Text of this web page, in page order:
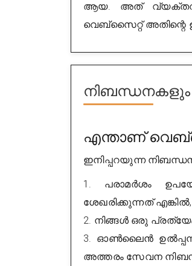
ആയ. അത്
വെബ്സൈറ്റ് അതിന്റെ
നിബന്ധനകളും
എന്താണ്
ഇനിപ്പറയുന്ന
1. പരാമർശം
ശേഖരിക്കുന്നത് എങ്കിൽ,
2. നിങ്ങൾ ഒരു
3. ഓൺലൈൻ
അത്തരം സേവന